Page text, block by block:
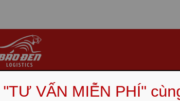
VẤN MIỄN PHÍ"